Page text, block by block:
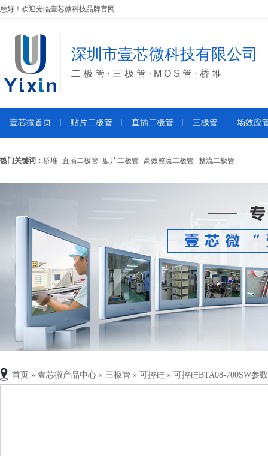
您好！欢迎光临壹芯微科技品牌官网
深圳市壹芯微科技有限公司
二极管·三极管·MOS管·桥堆
壹芯微首页 贴片二极管 直插二极管 三极管 场效应
热门关键词： 桥堆 直插二极管 贴片二极管 高效整流二极管 整流二极管
首页 » 壹芯微产品中心 » 三极管 » 可控硅 » 可控硅BTA08-700SW参数